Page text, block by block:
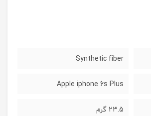
Synthetic fiber
Apple iphone 6s Plus
23.5 گرم